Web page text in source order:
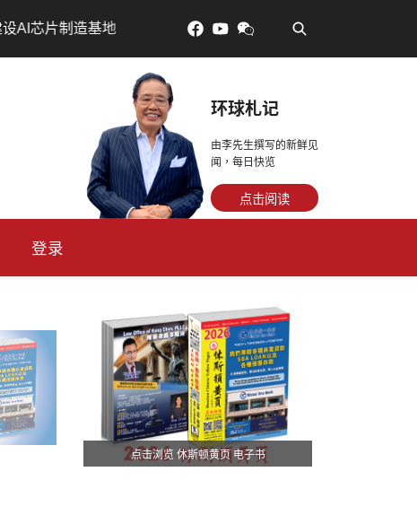
• 吃對了更年輕：花青素如何守住細胞、血管與大腦活力
环球札记
由李先生撰写的新鲜见
闻，每日快览
点击阅读
登录
点击浏览 休斯顿黄页 电子书